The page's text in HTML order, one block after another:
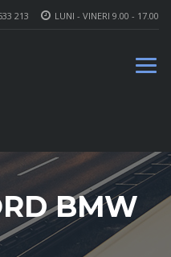
LUNI - VINERI 9.00 - 17.00
213
BMW